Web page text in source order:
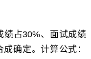
绩占30%、面试成绩
确定。计算公式：